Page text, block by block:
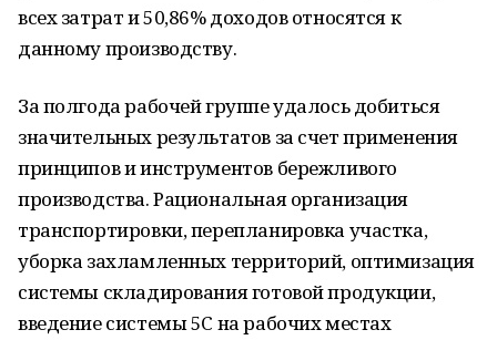
всех затрат и 50,86% доходов относятся к
данному производству.
За полгода рабочей группе удалось добиться
значительных результатов за счет применения
принципов и инструментов бережливого
производства. Рациональная организация
транспортировки, перепланировка участка,
уборка захламленных территорий, оптимизация
системы складирования готовой продукции,
введение системы 5С на рабочих местах